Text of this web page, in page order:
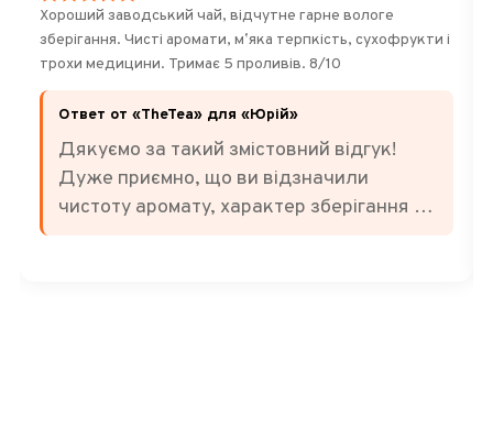
Хороший заводський чай, відчутне гарне вологе
зберігання. Чисті аромати, мʼяка терпкість, сухофрукти і
трохи медицини. Тримає 5 проливів. 8/10
Ответ от «TheTea» для «Юрій»
Дякуємо за такий змістовний відгук!
Дуже приємно, що ви відзначили
чистоту аромату, характер зберігання та